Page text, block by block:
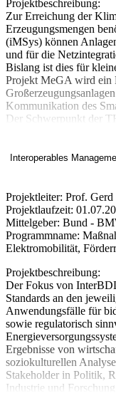
Projektbeschreibung:
Zur Erreichung der
Erzeugungsmengen
(iMSys) können
und für die
Bislang ist dies für
Projekt MeGA wird ein
Kommunikation des
Der Schwerpunkt der
Durchführung von
der Informations-,
Testen von
Infrastruktur
Sicht Unterstützung bei
Spezifikation der
können die im MeGA-
Insbesondere für die
SMGW wird ein
welches die
der Nutzung
61850, SunSpec,
bestehende Lösungen
Integration von Smart-
CLS-Backend und die
zurückgreifen.
Interoperables
Projektleiter: Prof. Gerd
Projektlaufzeit:
Mittelgeber: Bund -
Programmname:
Elektromobilität,
Projektbeschreibung:
Der Fokus von
Standards an den
Anwendungsfälle für
sowie regulatorisch
Ergebnisse von
soziokulturellen
Stakeholder in Politik,
Industrie und
Automobilwirtschaft